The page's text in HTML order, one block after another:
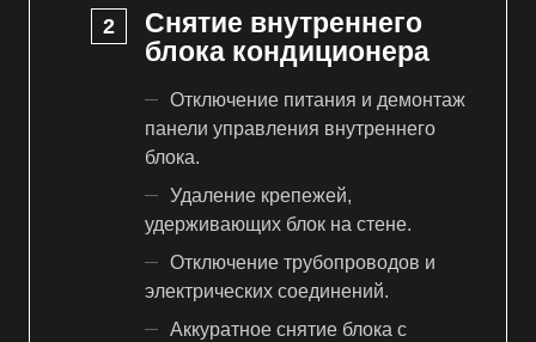
Снятие внутреннего
блока кондиционера
Отключение питания и демонтаж
панели управления внутреннего
блока.
Удаление крепежей,
удерживающих блок на стене.
Отключение трубопроводов и
электрических соединений.
Аккуратное снятие блока с